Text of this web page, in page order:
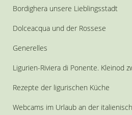
Bordighera unsere Lieblingsstadt
Dolceacqua und der Rossese
Generelles
Ligurien-Riviera di Ponente. Kleinod
Rezepte der ligurischen Küche
Webcams im Urlaub an der